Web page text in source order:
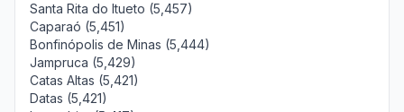
Santa Rita do Itueto (5,457)
Caparaó (5,451)
Bonfinópolis de Minas (5,444)
Jampruca (5,429)
Catas Altas (5,421)
Datas (5,421)